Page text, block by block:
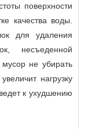
поверхности
качества воды.
для удаления
несъеденной
не убирать
нагрузку
к ухудшению